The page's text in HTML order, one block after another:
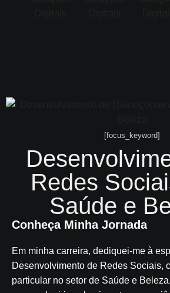
[focus_keyword]
Redes
Saúde e
Conheça Minha Jornada
Em minha carreira, dediquei-me à
Desenvolvimento de Redes Sociais,
particular no setor de Saúde e